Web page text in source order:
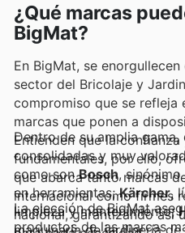
¿Qué marcas
BigMat?
En BigMat, se
sector del Bricolaje y
compromiso que se refleja
marcas que ponen a
Entienden que la
fundamentales, por ello,
que abarca tanto marcas
internacional como firmes
nacional, garantizando así
Dentro de su amplia gama,
consolidadas y muy
como sonBosch,
en herramientas;Kärcher,
limpieza y mantenimiento;
maquinaria de jardinería
La elección de BigMat
productos de las marcas